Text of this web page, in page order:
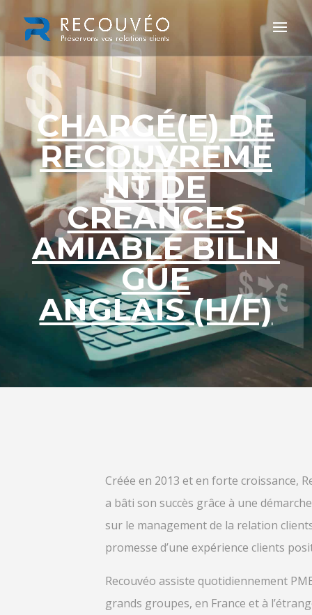
CHARGÉ(E) DE
RECOUVREME
NT DE
CREANCES
AMIABLEBILIN
GUE
ANGLAIS(H/F)
Créée en 2013 et en forte croissance,
a bâti son succès grâce à une
sur le management de la relation
promesse d’une expérience clients
Recouvéo assiste quotidiennement
grands groupes, en France et à